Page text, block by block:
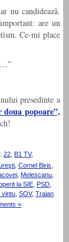
nu candidează.
are un
Ce-mi place
presedinte a
popoare”,
22 B1 TV,
, Cornel Biris,
, Melescanu,
la SIE, PSD,
vintu, SOV, Traian
»